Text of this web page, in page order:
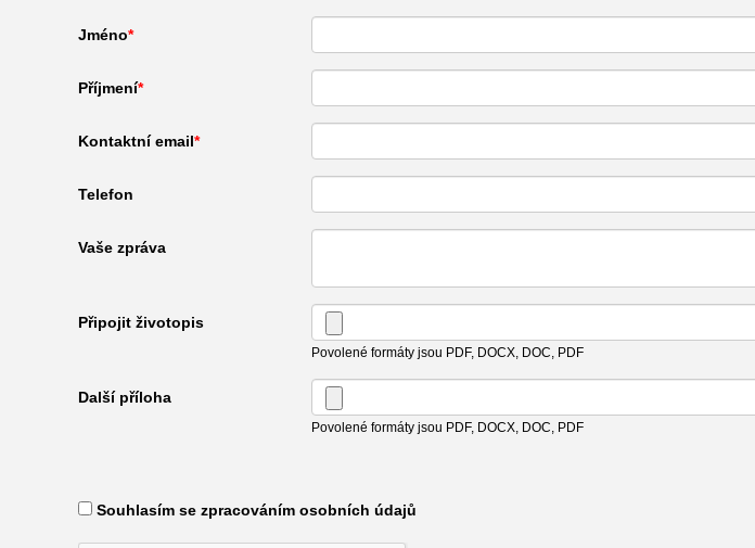
Jméno
Příjmení
Kontaktní email
Telefon
Vaše zpráva
Připojit životopis
Povolené formáty jsou PDF, DOCX, DOC, PDF
Další příloha
Povolené formáty jsou PDF, DOCX, DOC, PDF
​ Souhlasím se zpracováním osobních údajů